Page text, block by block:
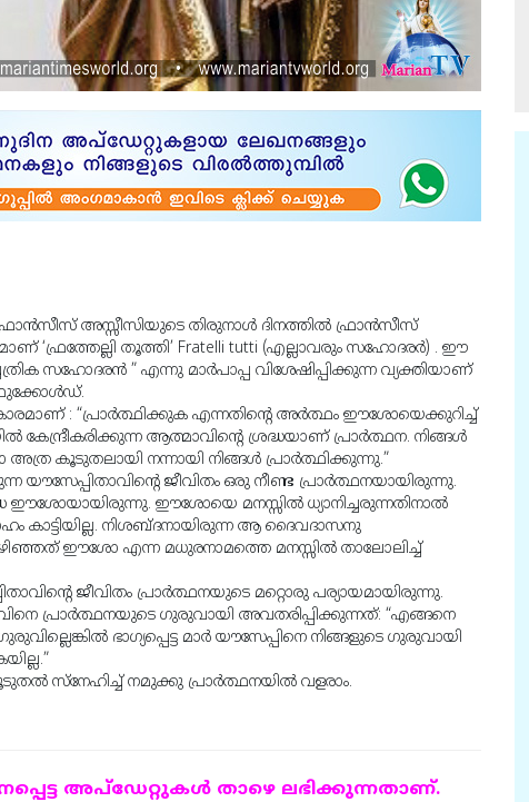
അസ്സീസിയുടെ തിരുനാൾ ദിനത്തിൽ ഫ്രാൻസീസ്
‘ഫ്രത്തേല്ലി തൂത്തി’ Fratelli tutti (എല്ലാവരും സഹോദരര്) . ഈ
സഹോദരൻ ” എന്നു മാർപാപ്പ വിശേഷിപ്പിക്കുന്ന വ്യക്തിയാണ്
ഫുക്കോൾഡ്.
: “പ്രാർത്ഥിക്കുക എന്നതിൻ്റെ അർത്ഥം ഈശോയെക്കുറിച്ച്
ആത്മാവിൻ്റെ ശ്രദ്ധയാണ് പ്രാർത്ഥന. നിങ്ങൾ
കൂടുതലായി നന്നായി നിങ്ങൾ പ്രാർത്ഥിക്കുന്നു.”
യൗസേപ്പിതാവിൻ്റെ ജീവിതം ഒരു നീണ്ട പ്രാർത്ഥനയായിരുന്നു.
ഈശോയായിരുന്നു. ഈശോയെ മനസ്സിൽ ധ്യാനിച്ചരുന്നതിനാൽ
കാട്ടിയില്ല. നിശബ്ദനായിരുന്ന ആ ദൈവദാസനു
ഈശോ എന്ന മധുരനാമത്തെ മനസ്സിൽ താലോലിച്ച്
ജീവിതം പ്രാർത്ഥനയുടെ മറ്റൊരു പര്യായമായിരുന്നു.
പ്രാർത്ഥനയുടെ ഗുരുവായി അവതരിപ്പിക്കുന്നത്: “എങ്ങനെ
ഭാഗ്യപ്പെട്ട മാർ യൗസേപ്പിനെ നിങ്ങളുടെ ഗുരുവായി
സ്നേഹിച്ച് നമുക്കു പ്രാർത്ഥനയിൽ വളരാം.
അപ്ഡേറ്റുകള്‍ താഴെ ലഭിക്കുന്നതാണ്.